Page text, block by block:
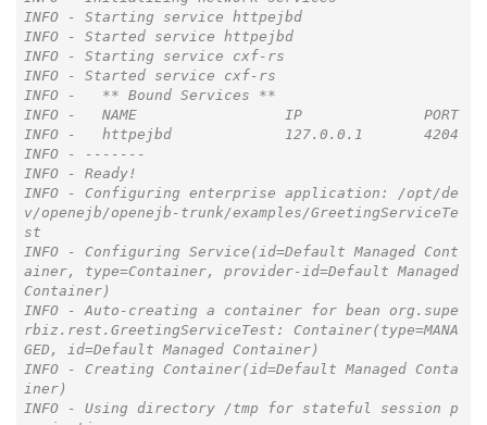
INFO - Starting service httpejbd
INFO - Started service httpejbd
INFO - Starting service cxf-rs
INFO - Started service cxf-rs
INFO -   ** Bound Services **
INFO -   NAME                 IP              PORT
INFO -   httpejbd             127.0.0.1       4204
INFO - -------
INFO - Ready!
INFO - Configuring enterprise application: /opt/de
v/openejb/openejb-trunk/examples/GreetingServiceTe
st
INFO - Configuring Service(id=Default Managed Cont
ainer, type=Container, provider-id=Default Managed
Container)
INFO - Auto-creating a container for bean org.supe
rbiz.rest.GreetingServiceTest: Container(type=MANA
GED, id=Default Managed Container)
INFO - Creating Container(id=Default Managed Conta
iner)
INFO - Using directory /tmp for stateful session p